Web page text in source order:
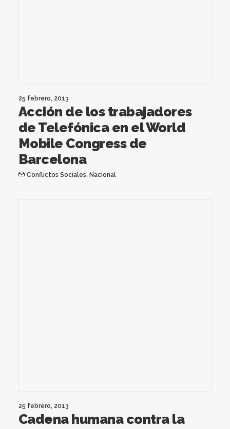
25 febrero, 2013
Acción de los trabajadores
de Telefónica en el World
Mobile Congress de
Barcelona
Conflictos Sociales, Nacional
25 febrero, 2013
Cadena humana contra la